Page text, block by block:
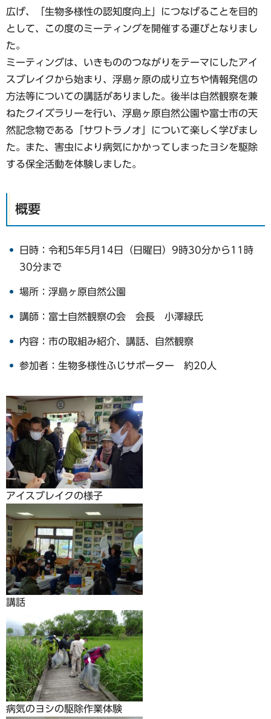
広げ、「生物多様性の認知度向上」につなげることを目的
として、この度のミーティングを開催する運びとなりまし
た。
ミーティングは、いきもののつながりをテーマにしたアイ
スブレイクから始まり、浮島ヶ原の成り立ちや情報発信の
方法等についての講話がありました。後半は自然観察を兼
ねたクイズラリーを行い、浮島ヶ原自然公園や富士市の天
然記念物である「サワトラノオ」について楽しく学びまし
た。また、害虫により病気にかかってしまったヨシを駆除
する保全活動を体験しました。
概要
日時：令和5年5月14日（日曜日）9時30分から11時
30分まで
場所：浮島ヶ原自然公園
講師：富士自然観察の会 会長 小澤緑氏
内容：市の取組み紹介、講話、自然観察
参加者：生物多様性ふじサポーター 約20人
アイスブレイクの様子
講話
病気のヨシの駆除作業体験